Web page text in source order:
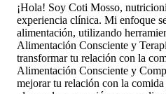
¡Hola! Soy Coti Mosso,
experiencia clínica. Mi enfoque
alimentación, utilizando
Alimentación Consciente y
transformar tu relación con la
Alimentación Consciente y
mejorar tu relación con la